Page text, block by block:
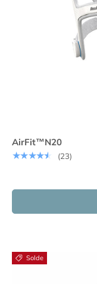
AirFit™N20
★★★★★
(23)
Solde